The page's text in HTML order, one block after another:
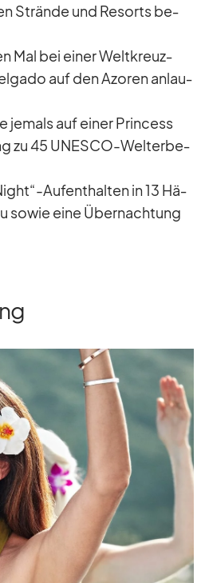
Strände und Re­sorts be­
Mal bei ei­ner Welt­kreuz­
auf den Azo­ren an­lau­
je­mals auf ei­ner Prin­cess
zu 45 UNESCO-Welt­erbe­
Aufenthalten in 13 Hä­
so­wie eine Über­nach­tung